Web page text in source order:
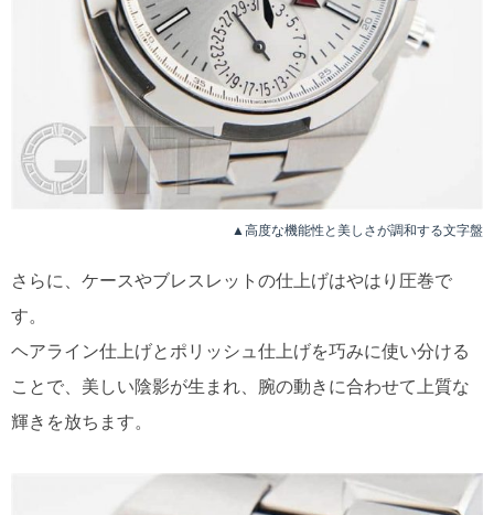
▲高度な機能性と美しさが調和する文字盤
さらに、ケースやブレスレットの仕上げはやはり圧巻で
す。
ヘアライン仕上げとポリッシュ仕上げを巧みに使い分ける
ことで、美しい陰影が生まれ、腕の動きに合わせて上質な
輝きを放ちます。